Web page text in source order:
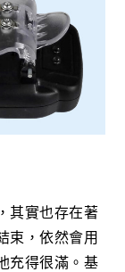
其實也存在著
束，依然會用
充得很滿。基